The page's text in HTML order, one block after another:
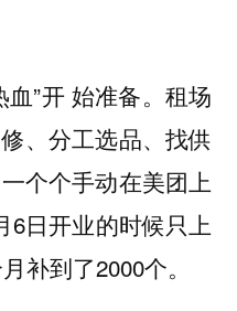
”开 始准备。租场
、分工选品、找供
个个手动在美团上
6日开业的时候只上
补到了2000个。